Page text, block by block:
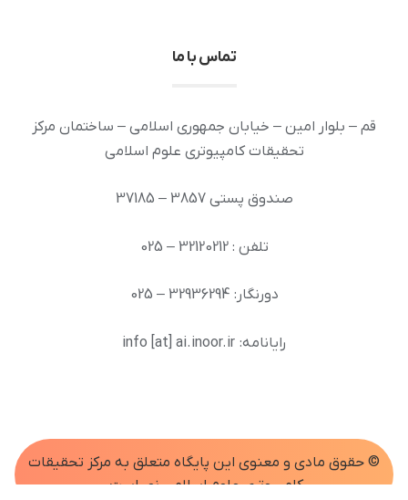
تماس با ما
قم – بلوار امین – خیابان جمهوری اسلامی – ساختمان مرکز
تحقیقات کامپیوتری علوم اسلامی
صندوق پستی 3857 – 37185
تلفن : 32120212 – 025
دورنگار: 32936294 – 025
رایانامه: info [at] ai.inoor.ir
© حقوق مادی و معنوی اين پايگاه متعلق به مرکز تحقیقات
کامپیوتری علوم اسلامی نور است.